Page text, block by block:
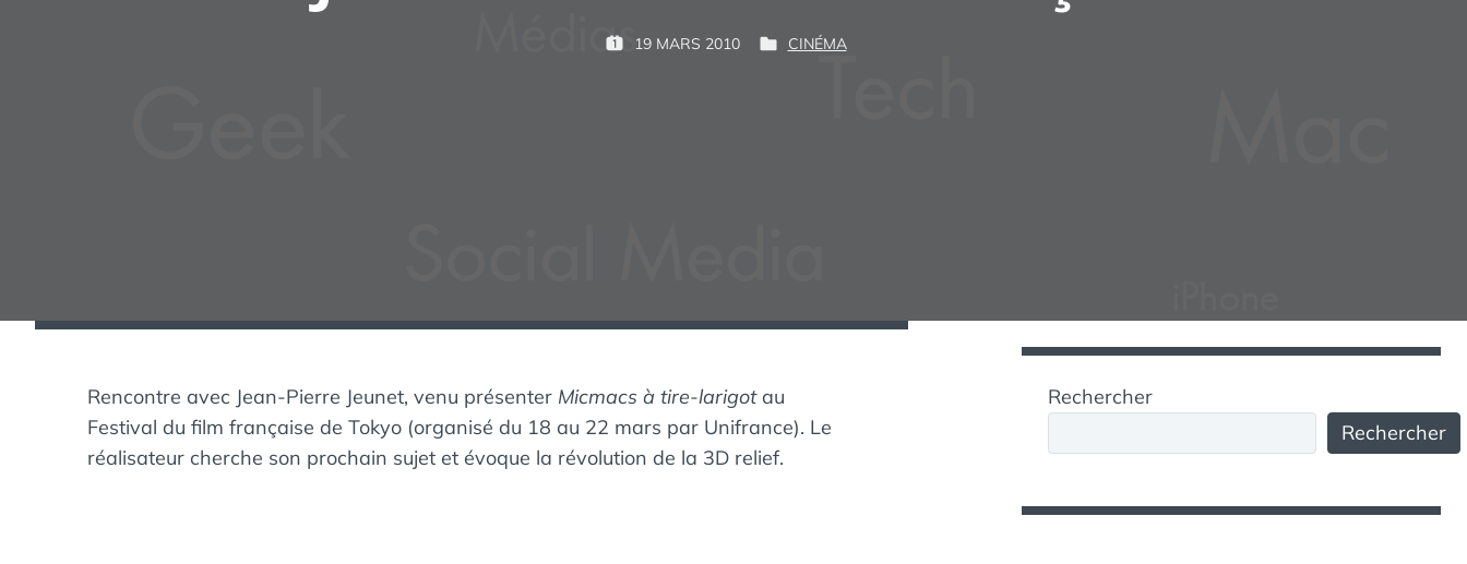
P
19 MARS 2010
P
P
CINÉMA
Rencontre avec Jean-Pierre Jeunet, venu présenter Micmacs à tire-larigotau
Festival du film française de Tokyo (organisé du 18 au 22 mars par Unifrance). Le
réalisateur cherche son prochain sujet et évoque la révolution de la 3D relief.
Rechercher
Rechercher